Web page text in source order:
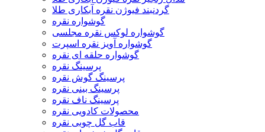
گردنبند فیوژن نقره آبکاری طلا
گوشواره نقره
گوشواره لوکس نقره مجلسی
گوشواره آویز نقره اسپرت
گوشواره حلقه ای نقره
پرسینگ نقره
پرسینگ گوش نقره
پرسینگ بینی نقره
پرسینگ ناف نقره
محصولات کادویی نقره
قاب گل چوبی نقره